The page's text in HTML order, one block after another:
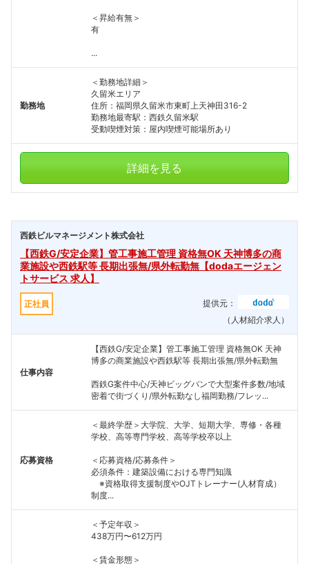
＜昇給有無＞
有
...
勤務地
＜勤務地詳細＞
久留米エリア
住所：福岡県久留米市東町上天神田316-2
勤務地最寄駅：西鉄久留米駅
受動喫煙対策：屋内喫煙可能場所あり
詳細を見る
西鉄ビルマネージメント株式会社
【西鉄G/安定企業】管工事施工管理 資格無OK 天神博多の商
業施設や西鉄駅等 長期出張無/県外転勤無【dodaエージェン
トサービス 求人】
正社員
提供元：
（人材紹介求人）
仕事内容
【西鉄G/安定企業】管工事施工管理 資格無OK 天神
博多の商業施設や西鉄駅等 長期出張無/県外転勤無
西鉄G案件中心/天神ビッグバンで大型案件多数/地域
密着で街づくり/県外転勤なし福岡勤務/フレッ...
応募資格
＜最終学歴＞大学院、大学、短期大学、専修・各種
学校、高等専門学校、高等学校卒以上
＜応募資格/応募条件＞
必須条件：建築設備における専門知識
※資格取得支援制度やOJTトレーナー(人材育成）
制度...
＜予定年収＞
438万円〜612万円
＜賃金形態＞